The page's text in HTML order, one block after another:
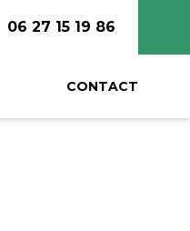
06 27 15 19 86
CONTACT